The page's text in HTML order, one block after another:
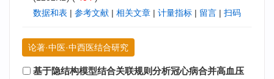
数据和表 | 参考文献 | 相关文章 | 计量指标 | 留言 | 扫码
论著·中医·中西医结合研究
基于隐结构模型结合关联规则分析冠心病合并高血压